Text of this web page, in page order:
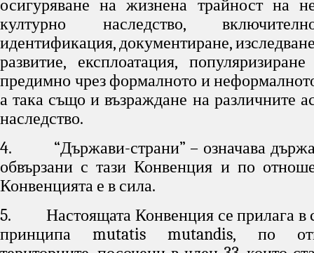
осигуряване на жизнена трайност на
културно наследство,
идентификация, документиране,
развитие, експлоатация,
предимно чрез формалното и
а така също и възраждане на различните
наследство.
4. “Държави-страни” – означава
обвързани с тази Конвенция и по
Конвенцията е в сила.
5. Настоящата Конвенция се прилага в
принципа mutatis mutandis, по